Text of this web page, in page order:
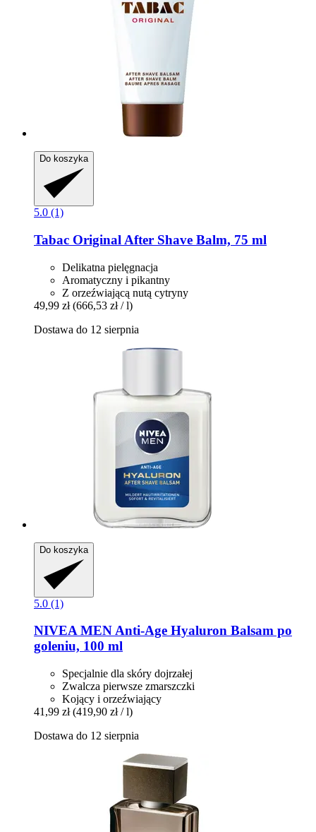
Do koszyka
5.0 (1)
Tabac Original After Shave Balm, 75 ml
Delikatna pielęgnacja
Aromatyczny i pikantny
Z orzeźwiającą nutą cytryny
49,99 zł (666,53 zł / l)
Dostawa do 12 sierpnia
Do koszyka
5.0 (1)
NIVEAMEN Anti-​Age Hyaluron Balsam po
goleniu, 100 ml
Specjalnie dla skóry dojrzałej
Zwalcza pierwsze zmarszczki
Kojący i orzeźwiający
41,99 zł (419,90 zł / l)
Dostawa do 12 sierpnia